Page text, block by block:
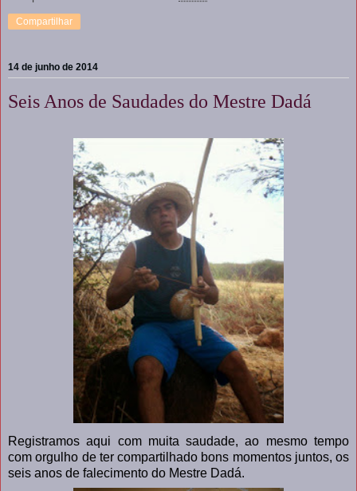
Compartilhar
14 de junho de 2014
Seis Anos de Saudades do Mestre Dadá
Registramos aqui com muita saudade, ao mesmo tempo
com orgulho de ter compartilhado bons momentos juntos, os
seis anos de falecimento do Mestre Dadá.